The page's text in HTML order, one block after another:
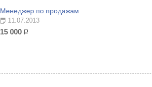
Менеджер по продажам
11.07.2013
15 000 р.